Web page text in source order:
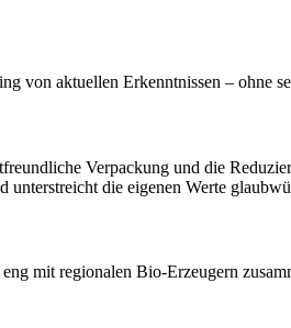
von aktuellen Erkenntnissen – ohne
Verpackung und die
unterstreicht die eigenen Werte
mit regionalen Bio-Erzeugern